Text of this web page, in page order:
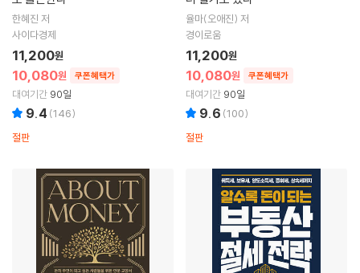
한혜진 저
사이다경제
10,080원 쿠폰혜택가
11,200원
대여기간 90일
9.4 (146)
절판
율마(오애진) 저
경이로움
10,080원 쿠폰혜택가
11,200원
대여기간 90일
9.6 (100)
절판